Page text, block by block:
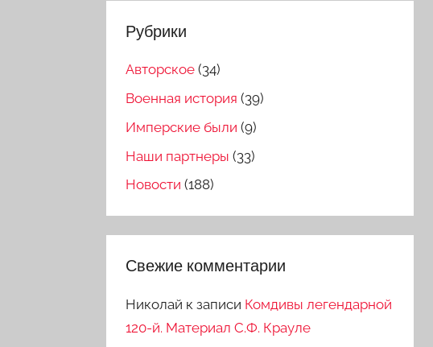
Рубрики
Авторское (34)
Военная история (39)
Имперские были (9)
Наши партнеры (33)
Новости (188)
Свежие комментарии
Николай к записи Комдивы легендарной
120-й. Материал С.Ф. Крауле